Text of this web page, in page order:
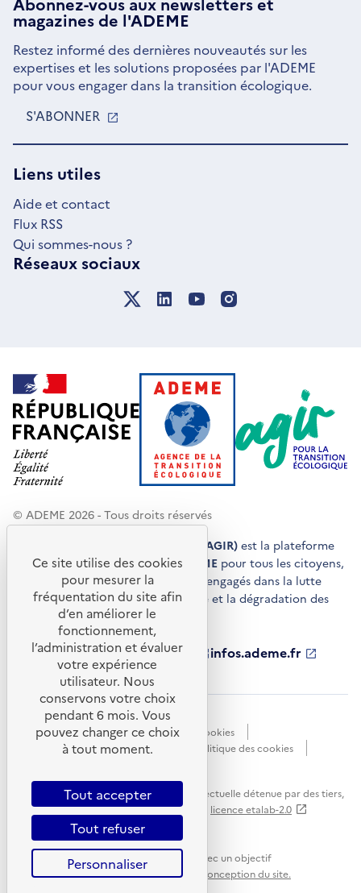
magazines de l'ADEME
Restez informé des dernières nouveautés sur les
expertises et les solutions proposées par l'ADEME
pour vous engager dans la transition écologique.
S'ABONNER
UNE
Liens utiles
Aide et contact
Flux RSS
Qui sommes-nous ?
Réseaux sociaux
© ADEME 2026 - Tous droits réservés
Agir pour la transition écologique (AGIR) est la plateforme
de conseils et de services de l'ADEME pour tous les citoyens,
acteurs économiques et territoires engagés dans la lutte
contre le réchauffement climatique et la dégradation des
ressources.
ademe.fr
S'ouvre
nouvelle
fenêtre
librairie.ademe.fr
S'ouvre
dans
une
nouvelle
fenêtre
infos.ademe.fr
S'ouvre
nouvelle
ademe.fr/presse
S'ouvre
nouvelle
fenêtre
Accessibilité : non conforme
Données personnelles
Gestion des cookies
Mentions légales
Plan du site
Politique des cookies
dans
nouvelle
Sauf mention explicite de propriété intellectuelle détenue par des tiers,
les contenus de ce site sont proposés sous licence etalab-2.0
Ce site internet est pensé et développé avec un objectif
d'écoconception.En savoir plus sur l'écoconception du site.
Ce site utilise des cookies
pour mesurer la
fréquentation du site afin
d’en améliorer le
fonctionnement,
l’administration et évaluer
votre expérience
utilisateur. Nous
conservons votre choix
pendant 6 mois. Vous
pouvez changer ce choix
à tout moment.
Tout accepter
Tout refuser
Personnaliser